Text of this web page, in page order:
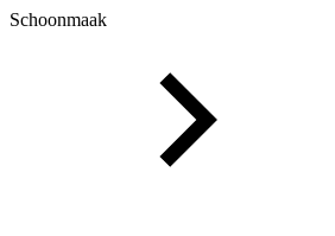
Schoonmaak